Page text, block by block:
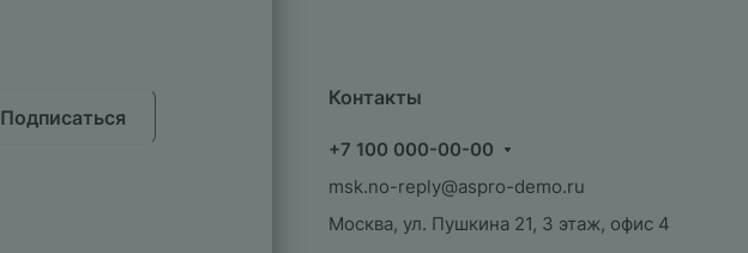
Подписаться
Контакты
+7 100 000-00-00
msk.no-reply@aspro-demo.ru
Москва, ул. Пушкина 21, 3 этаж, офис 4